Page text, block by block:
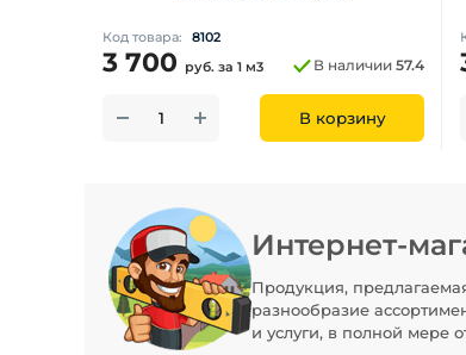
Код товара: 8102
3 700 руб. за 1 м3 В наличии 57.4
В корзину
Интернет-
Продукция,
разнообразие
и услуги, в полной мере